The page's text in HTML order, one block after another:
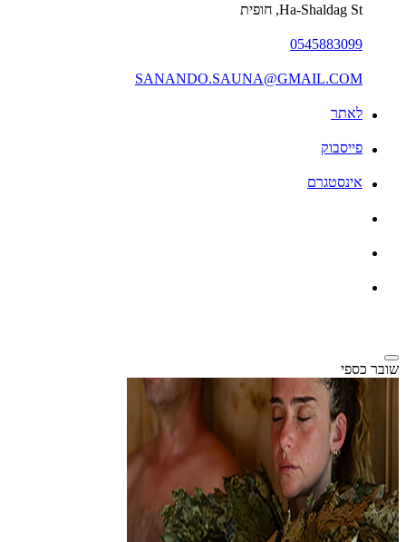
Ha-Shaldag St, חופית
0545883099
SANANDO.SAUNA@GMAIL.COM
לאתר
פייסבוק
אינסטגרם
שובר כספי